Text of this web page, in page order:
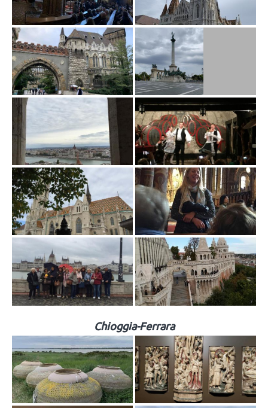
Chioggia-Ferrara